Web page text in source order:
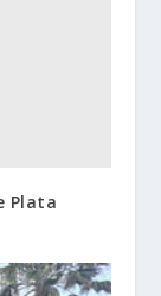
Plata